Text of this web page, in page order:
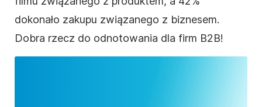
dokonało zakupu związanego z biznesem.
Dobra rzecz do odnotowania dla firm B2B!